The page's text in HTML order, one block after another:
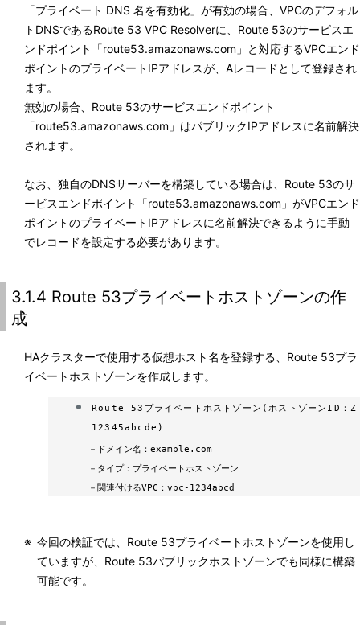
「プライベート DNS 名を有効化」が有効の場合、VPCのデフォル
トDNSであるRoute 53 VPC Resolverに、Route 53のサービスエ
ンドポイント「route53.amazonaws.com」と対応するVPCエンド
ポイントのプライベートIPアドレスが、Aレコードとして登録され
ます。
無効の場合、Route 53のサービスエンドポイント
「route53.amazonaws.com」はパブリックIPアドレスに名前解決
されます。
なお、独自のDNSサーバーを構築している場合は、Route 53のサ
ービスエンドポイント「route53.amazonaws.com」がVPCエンド
ポイントのプライベートIPアドレスに名前解決できるように手動
でレコードを設定する必要があります。
3.1.4 Route 53プライベートホストゾーンの作
成
HAクラスターで使用する仮想ホスト名を登録する、Route 53プラ
イベートホストゾーンを作成します。
Route 53プライベートホストゾーン(ホストゾーンID：Z
12345abcde)
－ ドメイン名：example.com
－ タイプ：プライベートホストゾーン
－ 関連付けるVPC：vpc-1234abcd
※ 今回の検証では、Route 53プライベートホストゾーンを使用し
ていますが、Route 53パブリックホストゾーンでも同様に構築
可能です。